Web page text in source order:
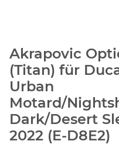
Akrapovic
(Titan) für
Urban
Motard/
Dark/Desert
2022 (E-D8E2)